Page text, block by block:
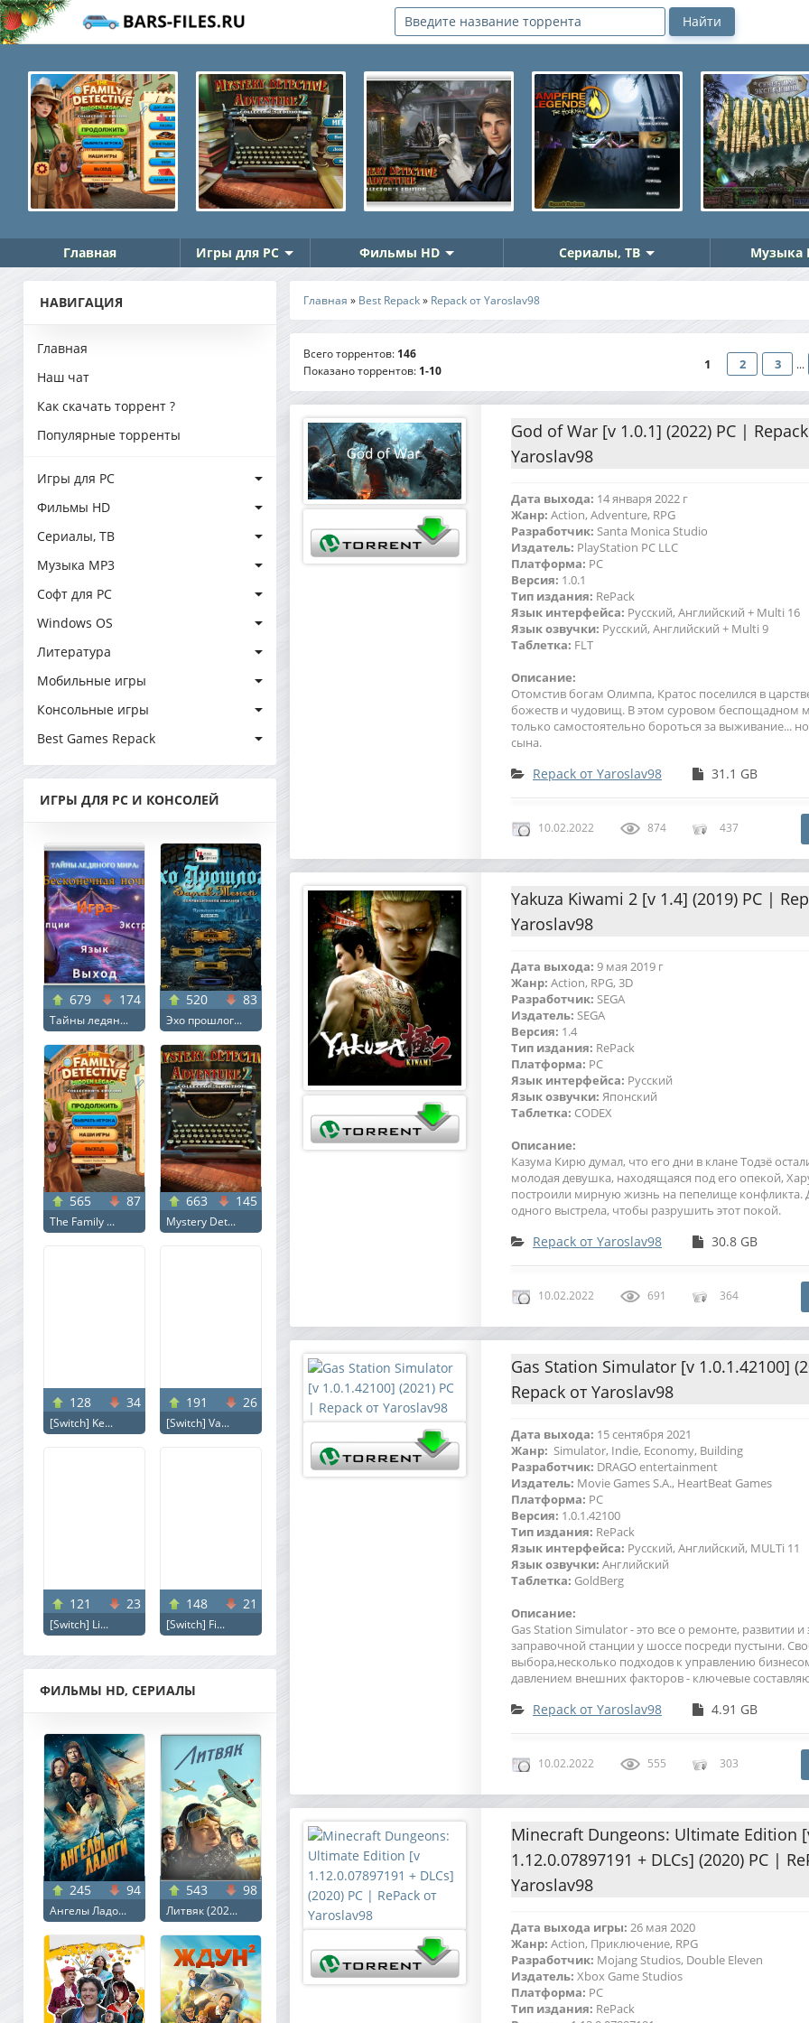
Главная Игры для PC Фильмы HD Сериалы, ТВ Музыка
НАВИГАЦИЯ
Главная
Наш чат
Как скачать торрент ?
Популярные торренты
Игры для PC
Фильмы HD
Сериалы, ТВ
Музыка MP3
Софт для PC
Windows OS
Литература
Мобильные игры
Консольные игры
Best Games Repack
ИГРЫ ДЛЯ PC И КОНСОЛЕЙ
679 174
Тайны ледян...
520 83
Эхо прошлог...
565 87
The Family ...
663 145
Mystery Det...
128 34
[Switch] Ke...
191 26
[Switch] Va...
121 23
[Switch] Li...
148 21
[Switch] Fi...
ФИЛЬМЫ HD, СЕРИАЛЫ
245 94
Ангелы Ладо...
543 98
Литвяк (202...
Главная » Best Repack» Repack от Yaroslav98
Всего торрентов: 146
Показано торрентов: 1-10 1 2 3 ...
God of War [v 1.0.1] (2022) PC |
Yaroslav98
Дата выхода: 14 января 2022 г
Жанр: Action, Adventure, RPG
Разработчик: Santa Monica Studio
Издатель: PlayStation PC LLC
Платформа: PC
Версия: 1.0.1
Тип издания: RePack
Язык интерфейса: Русский, Английский + Multi 16
Язык озвучки: Русский, Английский + Multi 9
Таблетка: FLT
Описание:
Отомстив богам Олимпа, Кратос поселился в
божеств и чудовищ. В этом суровом беспощадном
только самостоятельно бороться за выживание...
сына.
Repack от Yaroslav98 31.1 GB
10.02.2022 874 437
Yakuza Kiwami 2 [v 1.4] (2019) PC |
Yaroslav98
Дата выхода: 9 мая 2019 г
Жанр: Action, RPG, 3D
Разработчик: SEGA
Издатель: SEGA
Версия: 1.4
Тип издания: RePack
Платформа: PC
Язык интерфейса: Русский
Язык озвучки: Японский
Таблетка: CODEX
Описание:
Казума Кирю думал, что его дни в клане Тодзё
молодая девушка, находящаяся под его опекой,
построили мирную жизнь на пепелище конфликта.
одного выстрела, чтобы разрушить этот покой.
Repack от Yaroslav98 30.8 GB
10.02.2022 691 364
Gas Station Simulator [v 1.0.1.42100]
Repack от Yaroslav98
Дата выхода: 15 сентября 2021
Жанр: Simulator, Indie, Economy, Building
Разработчик: DRAGO entertainment
Издатель: Movie Games S.A., HeartBeat Games
Платформа: PC
Версия: 1.0.1.42100
Тип издания: RePack
Язык интерфейса: Русский, Английский, MULTi 11
Язык озвучки: Английский
Таблетка: GoldBerg
Описание:
Gas Station Simulator - это все о ремонте, развитии и
заправочной станции у шоссе посреди пустыни.
выбора,несколько подходов к управлению
давлением внешних факторов - ключевые
Repack от Yaroslav98 4.91 GB
10.02.2022 555 303
Minecraft Dungeons: Ultimate Edition
1.12.0.07897191 + DLCs] (2020) PC |
Yaroslav98
Дата выхода игры: 26 мая 2020
Жанр: Action, Приключение, RPG
Разработчик: Mojang Studios, Double Eleven
Издатель: Xbox Game Studios
Платформа: PC
Тип издания: RePack